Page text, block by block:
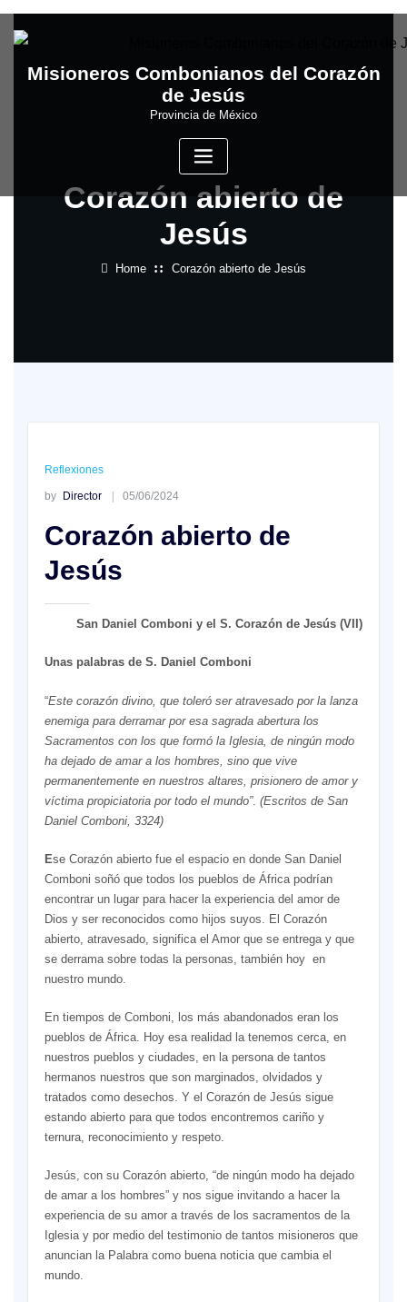
to
Misioneros Combonianos del Corazón
de Jesús
Provincia de México
Corazón abierto de
Jesús
Home Corazón abierto de Jesús
Reflexiones
by Director 05/06/2024
Corazón abierto de
Jesús
San Daniel Comboni y el S. Corazón de Jesús (VII)
Unas palabras de S. Daniel Comboni
“Este corazón divino, que toleró ser atravesado por la lanza
enemiga para derramar por esa sagrada abertura los
Sacramentos con los que formó la Iglesia, de ningún modo
ha dejado de amar a los hombres, sino que vive
permanentemente en nuestros altares, prisionero de amor y
víctima propiciatoria por todo el mundo”. (Escritos de San
Daniel Comboni, 3324)
Ese Corazón abierto fue el espacio en donde San Daniel
Comboni soñó que todos los pueblos de África podrían
encontrar un lugar para hacer la experiencia del amor de
Dios y ser reconocidos como hijos suyos. El Corazón
abierto, atravesado, significa el Amor que se entrega y que
se derrama sobre todas la personas, también hoy en
nuestro mundo.
En tiempos de Comboni, los más abandonados eran los
pueblos de África. Hoy esa realidad la tenemos cerca, en
nuestros pueblos y ciudades, en la persona de tantos
hermanos nuestros que son marginados, olvidados y
tratados como desechos. Y el Corazón de Jesús sigue
estando abierto para que todos encontremos cariño y
ternura, reconocimiento y respeto.
Jesús, con su Corazón abierto, “de ningún modo ha dejado
de amar a los hombres” y nos sigue invitando a hacer la
experiencia de su amor a través de los sacramentos de la
Iglesia y por medio del testimonio de tantos misioneros que
anuncian la Palabra como buena noticia que cambia el
mundo.